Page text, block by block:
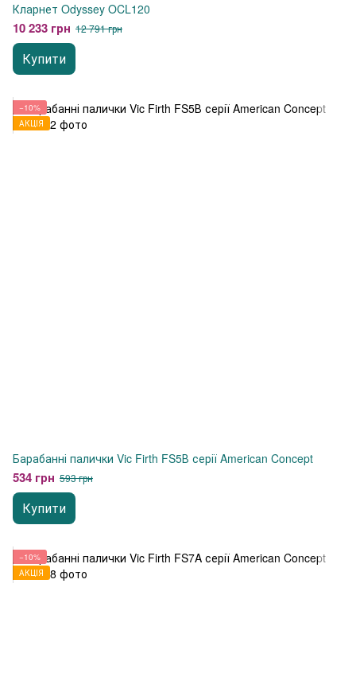
Кларнет Odyssey OCL120
10 233 грн 12 791 грн
Купити
−10%
АКЦІЯ
Барабанні палички Vic Firth FS5В серії American Concept
534 грн 593 грн
Купити
−10%
АКЦІЯ